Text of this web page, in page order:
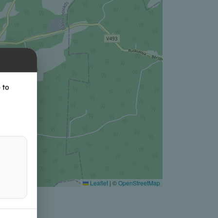
Leaflet | ©OpenStreetMap
to